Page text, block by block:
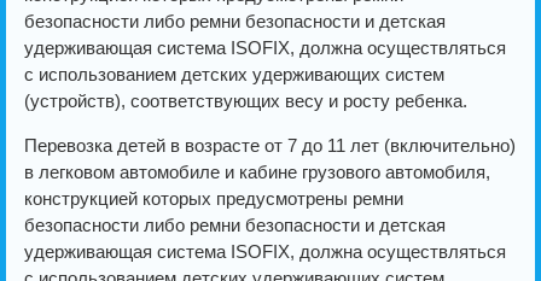
безопасности либо ремни безопасности и детская
удерживающая система ISOFIX, должна осуществляться
с использованием детских удерживающих систем
(устройств), соответствующих весу и росту ребенка.
Перевозка детей в возрасте от 7 до 11 лет (включительно)
в легковом автомобиле и кабине грузового автомобиля,
конструкцией которых предусмотрены ремни
безопасности либо ремни безопасности и детская
удерживающая система ISOFIX, должна осуществляться